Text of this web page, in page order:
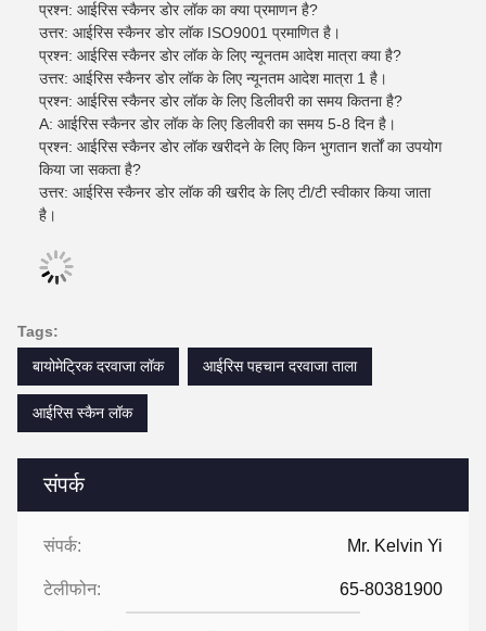
संपर्क
संपर्क: Mr. Kelvin Yi
टेलीफोन: 65-80381900
प्रश्न: आईरिस स्कैनर डोर लॉक का क्या प्रमाणन है?
उत्तर: आईरिस स्कैनर डोर लॉक ISO9001 प्रमाणित है।
प्रश्न: आईरिस स्कैनर डोर लॉक के लिए न्यूनतम आदेश मात्रा क्या है?
उत्तर: आईरिस स्कैनर डोर लॉक के लिए न्यूनतम आदेश मात्रा 1 है।
प्रश्न: आईरिस स्कैनर डोर लॉक के लिए डिलीवरी का समय कितना है?
A: आईरिस स्कैनर डोर लॉक के लिए डिलीवरी का समय 5-8 दिन है।
प्रश्न: आईरिस स्कैनर डोर लॉक खरीदने के लिए किन भुगतान शर्तों का उपयोग
किया जा सकता है?
उत्तर: आईरिस स्कैनर डोर लॉक की खरीद के लिए टी/टी स्वीकार किया जाता
है।
Tags:
बायोमेट्रिक दरवाजा लॉक
आईरिस पहचान दरवाजा ताला
आईरिस स्कैन लॉक